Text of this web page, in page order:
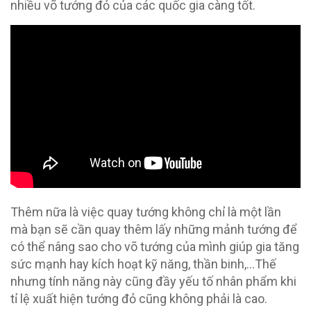
nhiều võ tướng đỏ của các quốc gia càng tốt.
Thêm nữa là việc quay tướng không chỉ là một lần
mà bạn sẽ cần quay thêm lấy những mảnh tướng để
có thể nâng sao cho võ tướng của mình giúp gia tăng
sức mạnh hay kích hoạt kỹ năng, thần binh,…Thế
nhưng tính năng này cũng đầy yếu tố nhân phẩm khi
tỉ lệ xuất hiện tướng đỏ cũng không phải là cao.